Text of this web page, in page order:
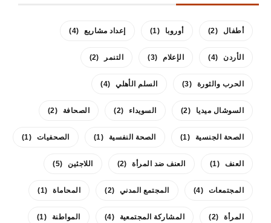
أطفال (2) أوروبا (1) إعداد مشاريع (4)
الأردن (4) الإعلام (3) التنمر (2)
الحرب والثورة (3) السلم الأهلي (4)
السوشال ميديا (2) السويداء (2) الصحافة (2)
الصحة الجنسية (1) الصحة النفسية (1) الصحفيات (1)
العنف (1) العنف ضد المرأة (2) اللاجئين (5)
المجتمعات (4) المجتمع المدني (2) المحاماة (1)
المرأة (2) المشاركة المجتمعية (4) المواطنة (1)